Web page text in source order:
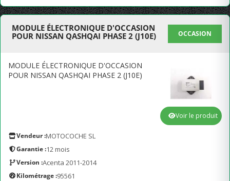
MODULE ÉLECTRONIQUE D'OCCASION
POUR NISSAN QASHQAI PHASE 2 (J10E)
OCCASION
MODULE ÉLECTRONIQUE D'OCCASION
POUR NISSAN QASHQAI PHASE 2 (J10E)
Vendeur :MOTOCOCHE SL
Garantie :12 mois
Version :Acenta 2011-2014
Kilométrage :95561
Voir le produit